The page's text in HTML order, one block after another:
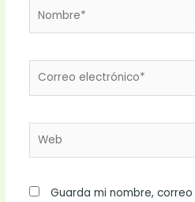
electrónico*
Guarda mi nombre,